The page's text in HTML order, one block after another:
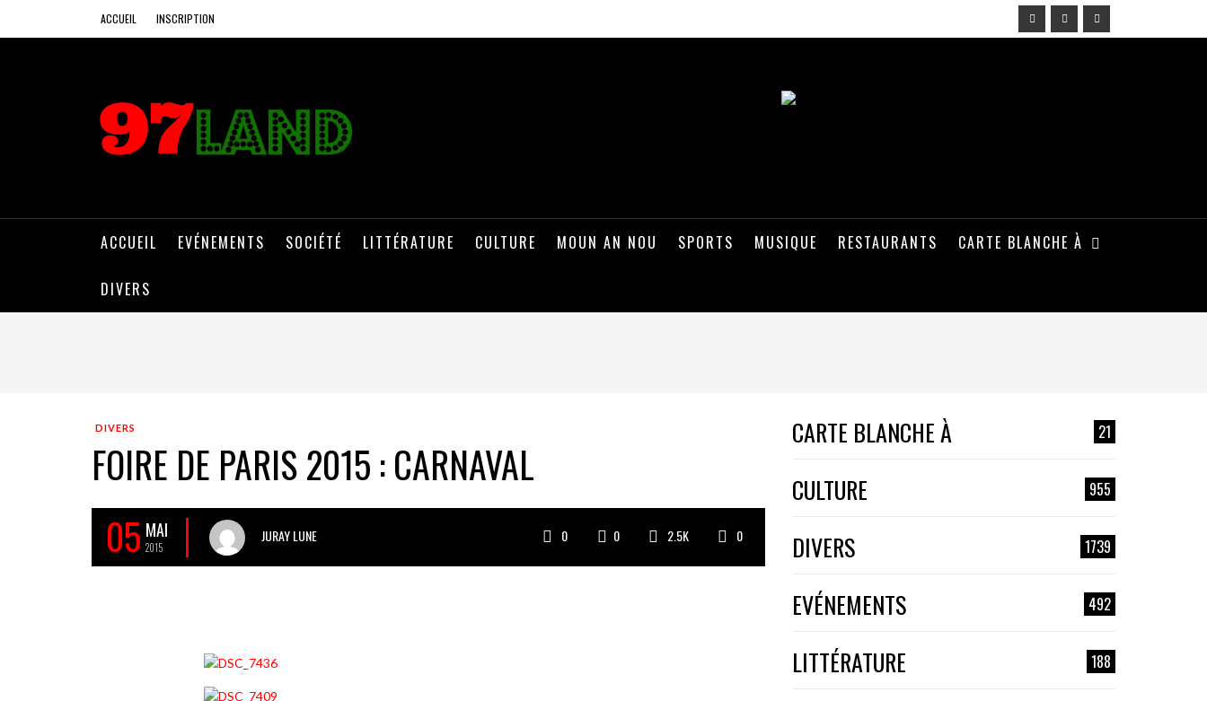
ACCUEIL INSCRIPTION
ACCUEIL EVÉNEMENTS SOCIÉTÉ LITTÉRATURE CULTURE MOUN AN NOU SPORTS MUSIQUE RESTAURANTS CARTE BLANCHE À
DIVERS
DIVERS
FOIRE DE PARIS 2015 : CARNAVAL
05 MAI
2015
JURAY LUNE 0 0 2.5K 0
CARTE BLANCHE À 21
CULTURE 955
DIVERS 1739
EVÉNEMENTS 492
LITTÉRATURE 188